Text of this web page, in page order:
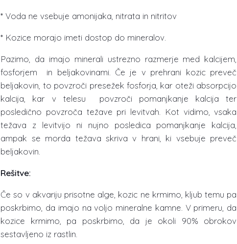
* Voda ne vsebuje amonijaka, nitrata in nitritov
* Kozice morajo imeti dostop do mineralov.
Pazimo, da imajo minerali ustrezno razmerje med kalcijem,
fosforjem in beljakovinami. Če je v prehrani kozic preveč
beljakovin, to povzroči presežek fosforja, kar oteži absorpcijo
kalcija, kar v telesu povzroči pomanjkanje kalcija ter
posledično povzroča težave pri levitvah. Kot vidimo, vsaka
težava z levitvijo ni nujno posledica pomanjkanje kalcija,
ampak se morda težava skriva v hrani, ki vsebuje preveč
beljakovin.
Rešitve:
Če so v akvariju prisotne alge, kozic ne krmimo, kljub temu pa
poskrbimo, da imajo na voljo mineralne kamne. V primeru, da
kozice krmimo, pa poskrbimo, da je okoli 90% obrokov
sestavljeno iz rastlin.